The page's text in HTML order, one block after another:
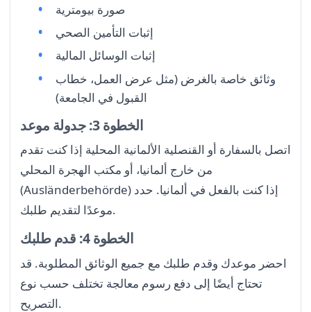
صورة بيومترية
إثبات التأمين الصحي
إثبات الوسائل المالية
وثائق خاصة بالغرض (مثل عرض العمل، خطاب
القبول في الجامعة)
الخطوة 3: جدولة موعد
اتصل بالسفارة أو القنصلية الألمانية المحلية إذا كنت تقدم
من خارج ألمانيا، أو مكتب الهجرة المحلي
(Ausländerbehörde) إذا كنت بالفعل في ألمانيا. حدد
موعدًا لتقديم طلبك.
الخطوة 4: قدم طلبك
احضر موعدك وقدم طلبك مع جميع الوثائق المطلوبة. قد
تحتاج أيضًا إلى دفع رسوم معالجة تختلف حسب نوع
التصريح.